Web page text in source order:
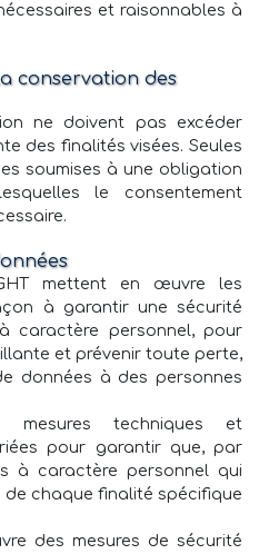
et raisonnables à
conservation des
ne doivent pas excéder
des finalités visées. Seules
soumises à une obligation
le consentement
mettent en œuvre les
à garantir une sécurité
caractère personnel, pour
et prévenir toute perte,
données à des personnes
techniques et
pour garantir que, par
à caractère personnel qui
chaque finalité spécifique
des mesures de sécurité